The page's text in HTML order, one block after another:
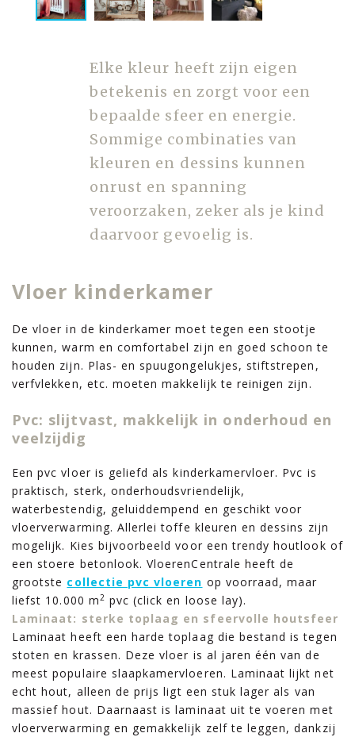
Elke kleur heeft zijn eigen
betekenis en zorgt voor een
bepaalde sfeer en energie.
Sommige combinaties van
kleuren en dessins kunnen
onrust en spanning
veroorzaken, zeker als je kind
daarvoor gevoelig is.
Vloer kinderkamer
De vloer in de kinderkamer moet tegen een stootje
kunnen, warm en comfortabel zijn en goed schoon te
houden zijn. Plas- en spuugongelukjes, stiftstrepen,
verfvlekken, etc. moeten makkelijk te reinigen zijn.
Pvc: slijtvast, makkelijk in onderhoud en
veelzijdig
Een pvc vloer is geliefd als kinderkamervloer. Pvc is
praktisch, sterk, onderhoudsvriendelijk,
waterbestendig, geluiddempend en geschikt voor
vloerverwarming. Allerlei toffe kleuren en dessins zijn
mogelijk. Kies bijvoorbeeld voor een trendy houtlook of
een stoere betonlook. VloerenCentrale heeft de
grootste collectie pvc vloeren op voorraad, maar
liefst 10.000 m 2 pvc (click en loose lay).
Laminaat: sterke toplaag en sfeervolle houtsfeer
Laminaat heeft een harde toplaag die bestand is tegen
stoten en krassen. Deze vloer is al jaren één van de
meest populaire slaapkamervloeren. Laminaat lijkt net
echt hout, alleen de prijs ligt een stuk lager als van
massief hout. Daarnaast is laminaat uit te voeren met
vloerverwarming en gemakkelijk zelf te leggen, dankzij